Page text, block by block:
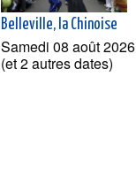
Belleville, la Chinoise
Samedi 08 août 2026
(et 2 autres dates)